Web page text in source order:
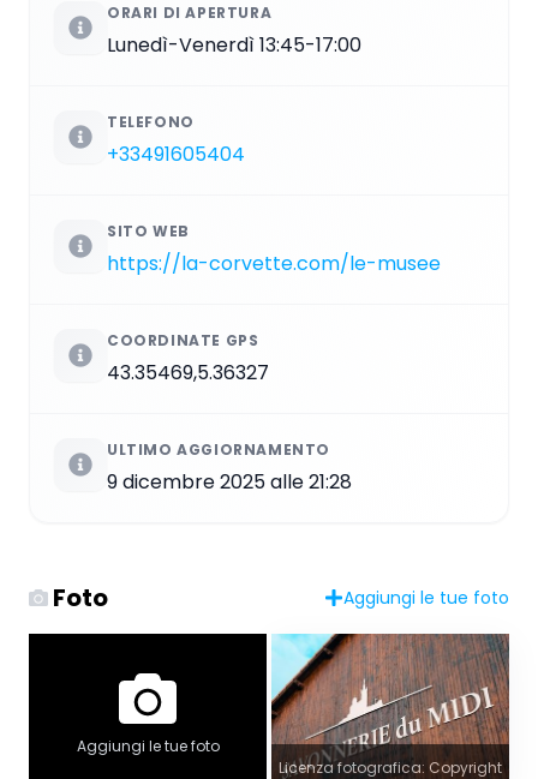
ORARI DI APERTURA
Lunedì-Venerdì 13:45-17:00
TELEFONO
+33491605404
SITO WEB
https://la-corvette.com/le-musee
COORDINATE GPS
43.35469,5.36327
ULTIMO AGGIORNAMENTO
9 dicembre 2025 alle 21:28
Foto Aggiungi le tue foto
Aggiungi le tue foto
Licenza fotografica: Copyright